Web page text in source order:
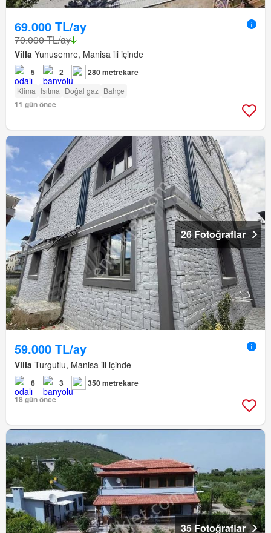
69.000 TL/ay
70.000 TL/ay
Villa Yunusemre, Manisa ili içinde
5 2 280 metrekare
Klima Isıtma Doğal gaz Bahçe
11 gün önce
26 Fotoğraflar
59.000 TL/ay
Villa Turgutlu, Manisa ili içinde
6 3
350 metrekare
18 gün önce
35 Fotoğraflar